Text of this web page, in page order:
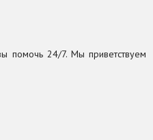
помочь 24/7. Мы приветствуем